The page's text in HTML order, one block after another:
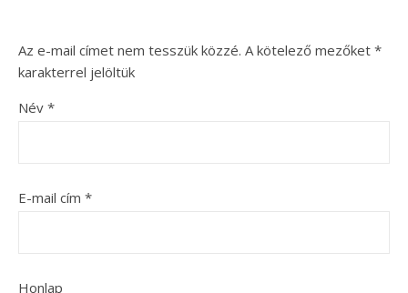
Az e-mail címet nem tesszük közzé. A kötelező mezőket *
karakterrel jelöltük
Név *
E-mail cím *
Honlap